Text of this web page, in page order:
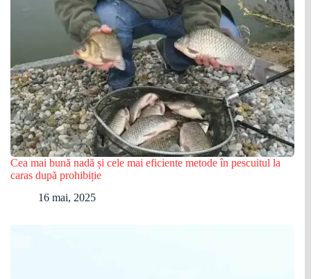
Cea mai bună nadă și cele mai eficiente metode în pescuitul la
caras după prohibiție
16 mai, 2025